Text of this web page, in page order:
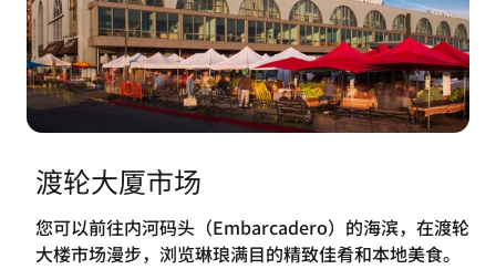
渡轮大厦市场
您可以前往内河码头（Embarcadero）的海滨，在渡轮
大楼市场漫步，浏览琳琅满目的精致佳肴和本地美食。